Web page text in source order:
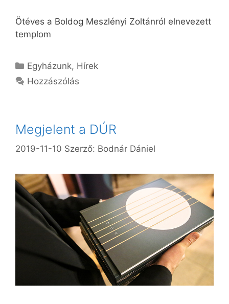
Ötéves a Boldog Meszlényi Zoltánról elnevezett
templom
Kategória
Egyházunk, Hírek
Hozzászólás
Megjelent a DÚR
2019-11-10 Szerző: Bodnár Dániel